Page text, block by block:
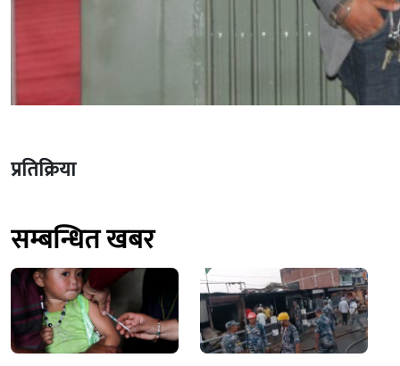
प्रतिक्रिया
सम्बन्धित खबर